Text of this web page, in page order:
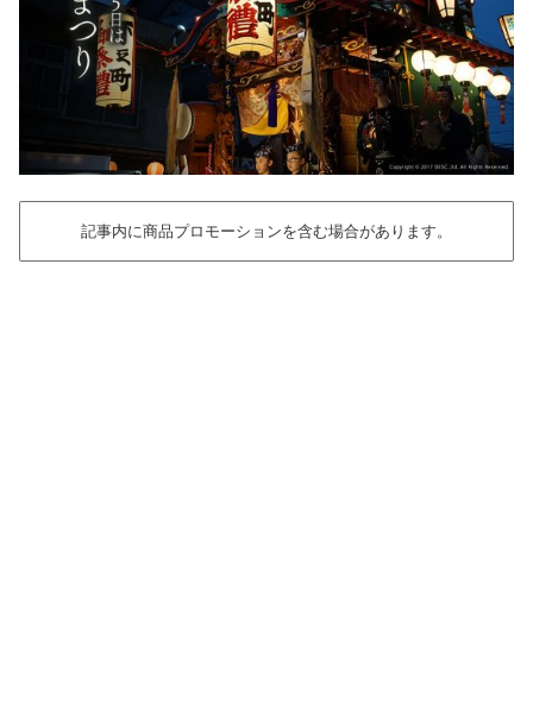
記事内に商品プロモーションを含む場合があります。